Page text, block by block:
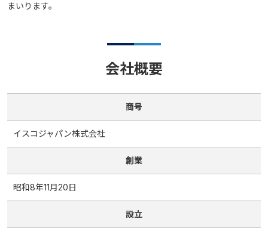
まいります。
会社概要
商号
イスコジャパン株式会社
創業
昭和8年11月20日
設立